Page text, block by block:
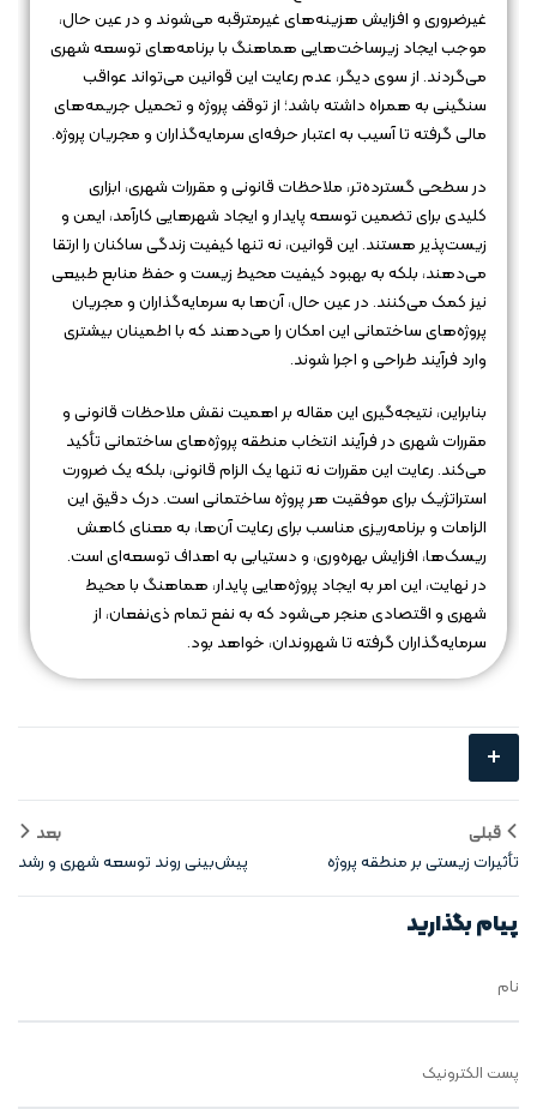
غیرضروری و افزایش هزینه‌های غیرمترقبه می‌شوند و در عین حال،
موجب ایجاد زیرساخت‌هایی هماهنگ با برنامه‌های توسعه شهری
می‌گردند. از سوی دیگر، عدم رعایت این قوانین می‌تواند عواقب
سنگینی به همراه داشته باشد؛ از توقف پروژه و تحمیل جریمه‌های
مالی گرفته تا آسیب به اعتبار حرفه‌ای سرمایه‌گذاران و مجریان پروژه.
در سطحی گسترده‌تر، ملاحظات قانونی و مقررات شهری، ابزاری
کلیدی برای تضمین توسعه پایدار و ایجاد شهرهایی کارآمد، ایمن و
زیست‌پذیر هستند. این قوانین، نه تنها کیفیت زندگی ساکنان را ارتقا
می‌دهند، بلکه به بهبود کیفیت محیط زیست و حفظ منابع طبیعی
نیز کمک می‌کنند. در عین حال، آن‌ها به سرمایه‌گذاران و مجریان
پروژه‌های ساختمانی این امکان را می‌دهند که با اطمینان بیشتری
وارد فرآیند طراحی و اجرا شوند.
بنابراین، نتیجه‌گیری این مقاله بر اهمیت نقش ملاحظات قانونی و
مقررات شهری در فرآیند انتخاب منطقه پروژه‌های ساختمانی تأکید
می‌کند. رعایت این مقررات نه تنها یک الزام قانونی، بلکه یک ضرورت
استراتژیک برای موفقیت هر پروژه ساختمانی است. درک دقیق این
الزامات و برنامه‌ریزی مناسب برای رعایت آن‌ها، به معنای کاهش
ریسک‌ها، افزایش بهره‌وری، و دستیابی به اهداف توسعه‌ای است.
در نهایت، این امر به ایجاد پروژه‌هایی پایدار، هماهنگ با محیط
شهری و اقتصادی منجر می‌شود که به نفع تمام ذی‌نفعان، از
سرمایه‌گذاران گرفته تا شهروندان، خواهد بود.
+
قبلی
تأثیرات زیستی بر منطقه پروژه
ساختمانی
بعد
پیش‌بینی روند توسعه شهری و رشد
منطقه‌ای
پیام بگذارید
نام
پست الکترونیک